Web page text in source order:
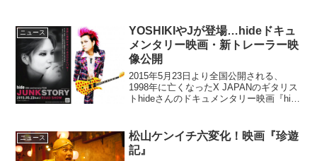
ニュース
YOSHIKIやJが登場…hideドキュ
メンタリー映画・新トレーラー映
像公開
2015年5月23日より全国公開される、
1998年に亡くなったX JAPANのギタリス
トhideさんのドキュメンタリー映画『hide
ニュース
松山ケンイチ六変化！映画『珍遊
記』